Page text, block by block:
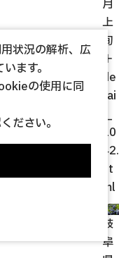
月
上
旬
＋
de
tai
l_
10
42.
ht
ml
岐
阜
状況の解析、広
ます。
の使用に同
ださい。